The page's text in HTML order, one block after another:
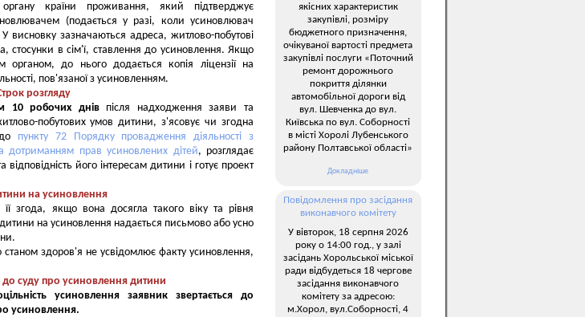
органу країни проживання, який підтверджує
(подається у разі, коли усиновлювач
зазначаються адреса, житлово-побутові
стосунки в сім'ї, ставлення до усиновлення. Якщо
до нього додається копія ліцензії на
пов'язаної з усиновленням.
розгляду
10 робочих днівпісля надходження заяви та
побутових умов дитини, з'ясовує чи згодна
пункту 72 Порядку провадження діяльності з
дотриманням прав усиновлених дітей, розглядає
його інтересам дитини і готує проект
на усиновлення
згода, якщо вона досягла такого віку та рівня
на усиновлення надається письмово або усно
станом здоров'я не усвідомлює факту усиновлення,
суду про усиновлення дитини
усиновлення заявник звертається до
усиновлення.
якісних характеристик
закупівлі, розміру
бюджетного призначення,
очікуваної вартості предмета
закупівлі послуги «Поточний
ремонт дорожнього
покриття ділянки
автомобільної дороги від
вул. Шевченка до вул.
Київська по вул. Соборності
в місті Хоролі Лубенського
району Полтавської області»
Докладніше
Повідомлення про засідання
виконавчого комітету
У вівторок, 18 серпня 2026
року о 14:00 год., у залі
засідань Хорольської міської
ради відбудеться 18 чергове
засідання виконавчого
комітету за адресою:
м.Хорол, вул.Соборності, 4